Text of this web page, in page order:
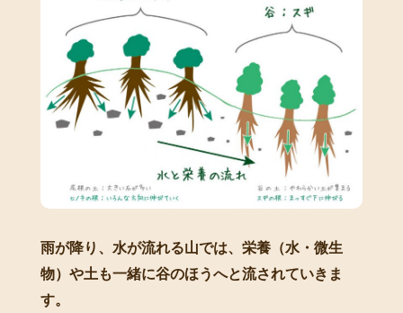
雨が降り、水が流れる山では、栄養（水・微生
物）や土も一緒に谷のほうへと流されていきま
す。